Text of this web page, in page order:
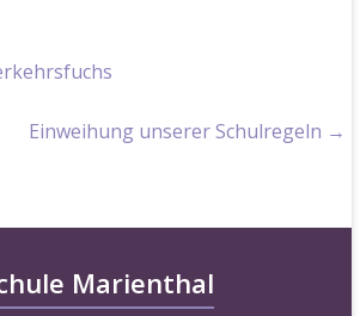
Einweihung unserer Schulregeln →
Marienthal